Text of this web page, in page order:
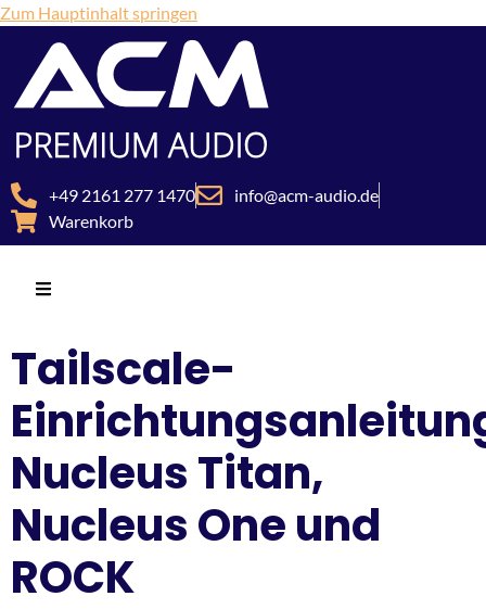
Zum Hauptinhalt springen
+49 2161 277 1470
info@acm-audio.de
Warenkorb
Tailscale-
Nucleus Titan,
Nucleus One und
ROCK